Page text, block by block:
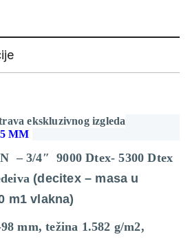
ekskluzivnog izgleda
MM
– 3/4″ 9000 Dtex- 5300 Dtex
(decitex – masa u
m1 vlakna)
mm, težina 1.582 g/m2,